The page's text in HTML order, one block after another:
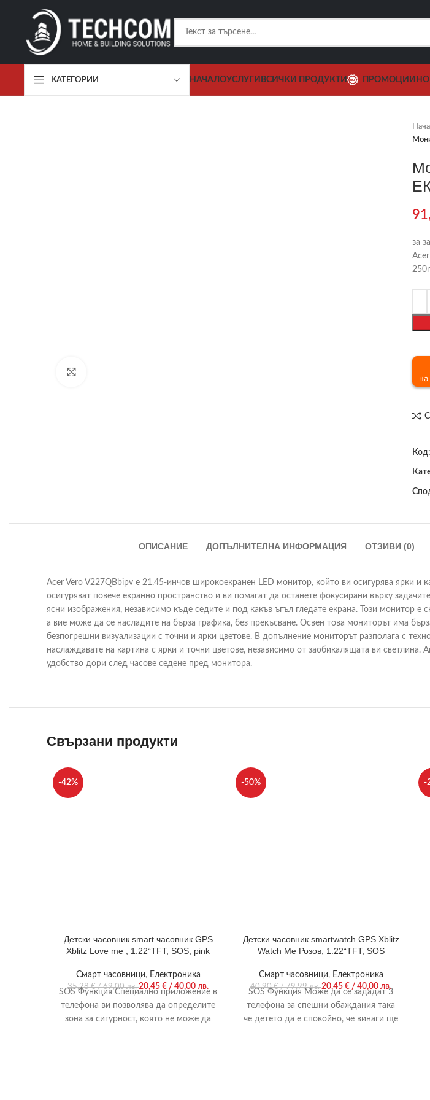
КАТЕГОРИИ НАЧАЛОУСЛУГИ ВСИЧКИ ПРОДУКТИ ПРОМОЦИИ
за
Код:
ОПИСАНИЕ ДОПЪЛНИТЕЛНА ИНФОРМАЦИЯ ОТЗИВИ (0)
Acer Vero V227QBbipv e 21.45-инчов широкоекранен LED монитор, който ви осигурява ярки и
осигуряват повече екранно пространство и ви помагат да останете фокусирани върху
ясни изображения, независимо къде седите и под какъв ъгъл гледате екрана. Този монитор
а вие може да се насладите на бърза графика, без прекъсване. Освен това мониторът има
безпогрешни визуализации с точни и ярки цветове. В допълнение мониторът разполага с
наслаждавате на картина с ярки и точни цветове, независимо от заобикалящата ви
удобство дори след часове седене пред монитора.
Свързани продукти
-42%
Детски часовник smart часовник GPS
Xblitz Love me , 1.22“TFT, SOS, pink
Смарт часовници, Електроника
35,28€/ 69,00 лв.20,45 € / 40,00 лв.
SOS Функция Специално приложение в
телефона ви позволява да определите
зона за сигурност, която не може да
-50%
Детски часовник smartwatch GPS Xblitz
Watch Me Розов, 1.22“TFT, SOS
Смарт часовници, Електроника
40,90€/ 79,99 лв.20,45 € / 40,00 лв.
SOS Функция Mоже да се зададат 3
телефона за спешни обаждания така
че детето да е спокойно, че винаги ще
-